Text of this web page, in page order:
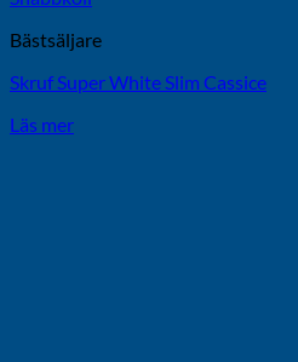
Bästsäljare
Skruf Super White Slim Cassice
Läs mer